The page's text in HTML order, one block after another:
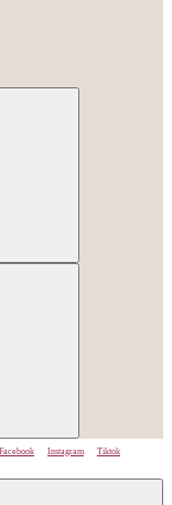
Facebook Instagram
Tiktok